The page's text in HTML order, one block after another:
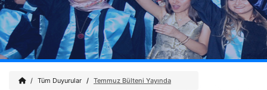
Tüm Duyurular Temmuz Bülteni Yayında